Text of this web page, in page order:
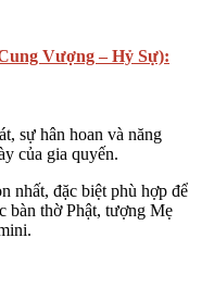
Vượng – Hỷ Sự):
sự hân hoan và năng
của gia quyến.
nhất, đặc biệt phù hợp để
bàn thờ Phật, tượng Mẹ